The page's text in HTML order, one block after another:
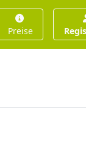
Preise